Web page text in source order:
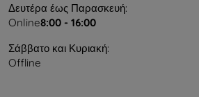
Δευτέρα έως Παρασκευή:
Online8:00 - 16:00
Σάββατο και Κυριακή:
Offline